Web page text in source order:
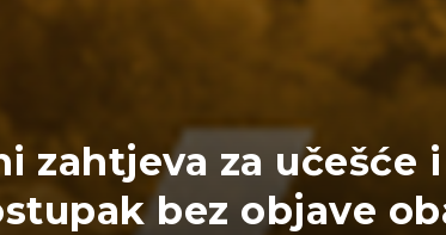
zahtjeva za
bez objave